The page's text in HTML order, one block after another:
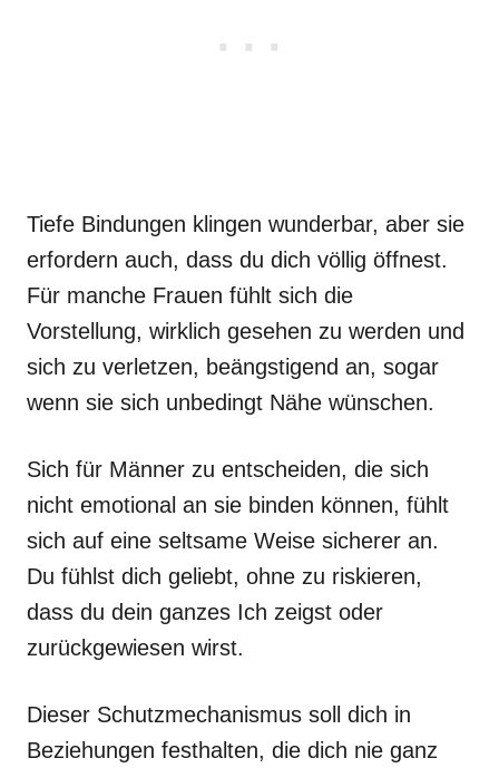
Tiefe Bindungen klingen wunderbar, aber sie
erfordern auch, dass du dich völlig öffnest.
Für manche Frauen fühlt sich die
Vorstellung, wirklich gesehen zu werden und
sich zu verletzen, beängstigend an, sogar
wenn sie sich unbedingt Nähe wünschen.
Sich für Männer zu entscheiden, die sich
nicht emotional an sie binden können, fühlt
sich auf eine seltsame Weise sicherer an.
Du fühlst dich geliebt, ohne zu riskieren,
dass du dein ganzes Ich zeigst oder
zurückgewiesen wirst.
Dieser Schutzmechanismus soll dich in
Beziehungen festhalten, die dich nie ganz